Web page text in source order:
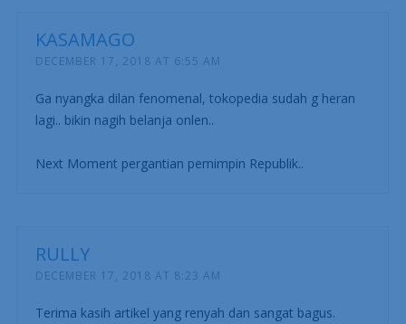
KASAMAGO
DECEMBER 17, 2018 AT 6:55 AM
Ga nyangka dilan fenomenal, tokopedia sudah g heran
lagi.. bikin nagih belanja onlen..
Next Moment pergantian pemimpin Republik..
RULLY
DECEMBER 17, 2018 AT 8:23 AM
Terima kasih artikel yang renyah dan sangat bagus.